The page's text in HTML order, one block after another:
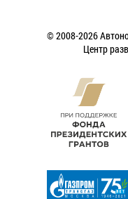
© 2008-2026
Центр